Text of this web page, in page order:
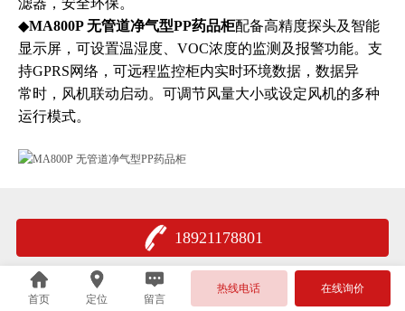
◆MA800P 无管道净气型PP药品柜配备高精度探头及智能
显示屏，可设置温湿度、VOC浓度的监测及报警功能。支
持GPRS网络，可远程监控柜内实时环境数据，数据异
常时，风机联动启动。可调节风量大小或设定风机的多种
运行模式。
18921178801
首页 定位 留言
热线电话 在线询价